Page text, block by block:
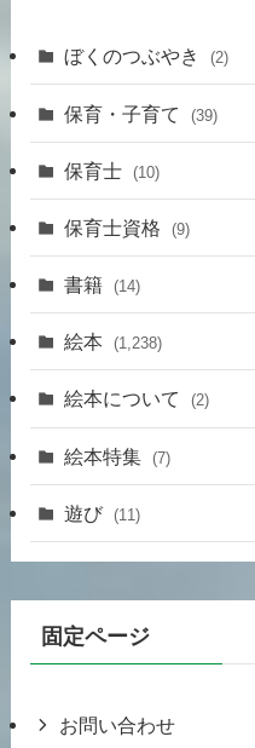
ぼくのつぶやき (2)
保育・子育て (39)
保育士 (10)
保育士資格 (9)
書籍 (14)
絵本 (1,238)
絵本について (2)
絵本特集 (7)
遊び (11)
固定ページ
お問い合わせ